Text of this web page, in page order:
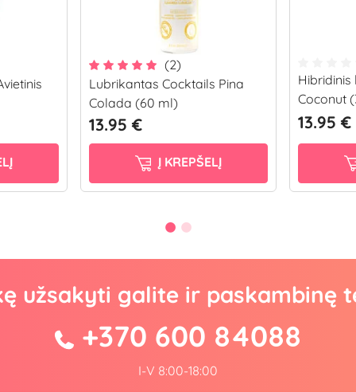
(2)
Lubrikantas Cocktails Pina
Colada (60 ml)
13.95 €
Į KREPŠELĮ
Coconut
13.95 €
užsakyti galite ir paskambinę
+370 600 84088
I-V 8:00-18:00